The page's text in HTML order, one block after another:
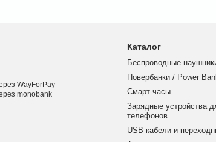
Каталог
Беспроводные
Повербанки / Power
Смарт-часы
Зарядные устройства
телефонов
USB кабели и